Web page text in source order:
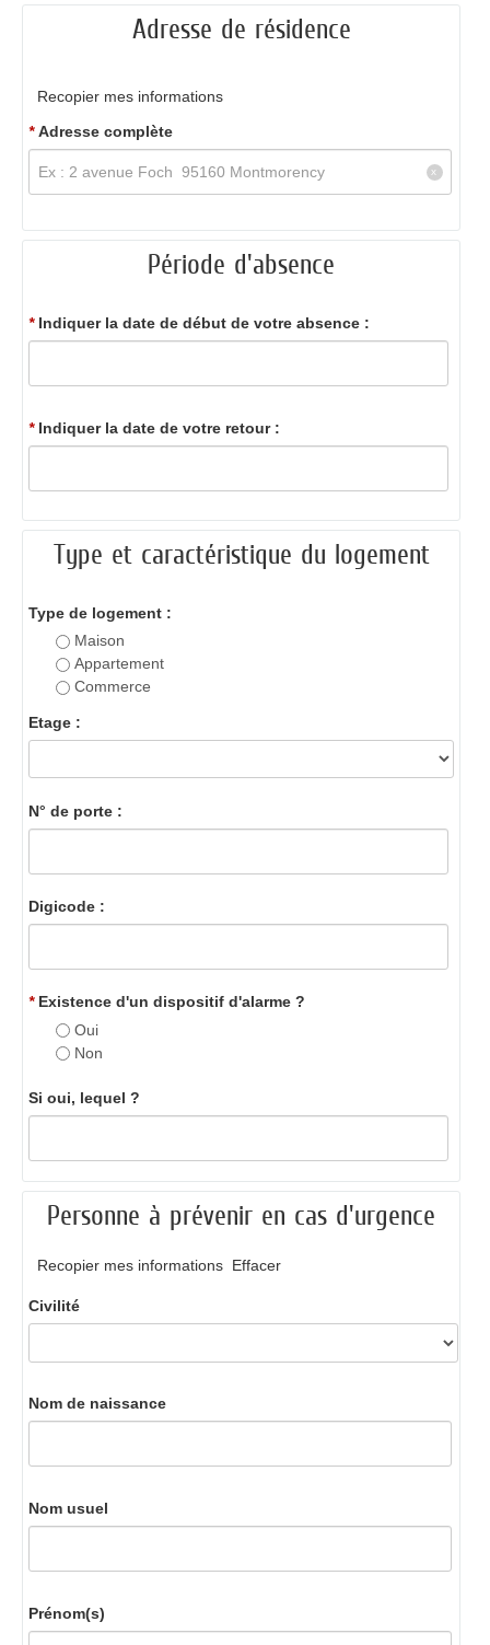
Adresse de résidence
Recopier mes informations
*Adresse complète
Période d'absence
*Indiquer la date de début de votre absence :
*Indiquer la date de votre retour :
Type et caractéristique du logement
Type de logement :
Maison
Appartement
Commerce
Etage :
N° de porte :
Digicode :
*Existence d'un dispositif d'alarme ?
Oui
Non
Si oui, lequel ?
Personne à prévenir en cas d'urgence
Recopier mes informations Effacer
Civilité
Nom de naissance
Nom usuel
Prénom(s)